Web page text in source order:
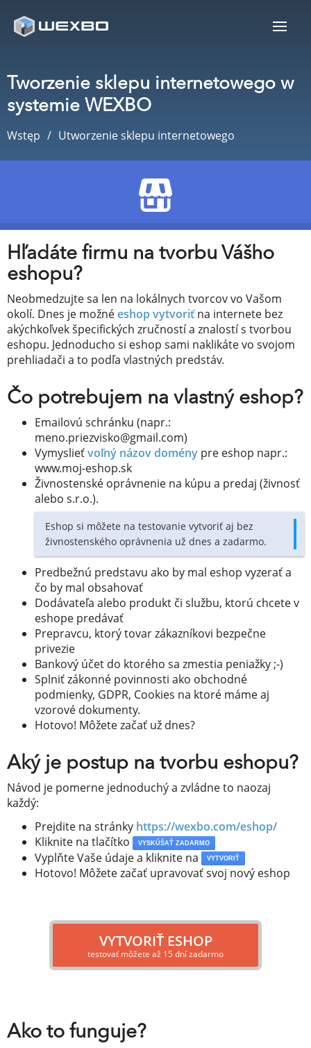
Tworzenie sklepu internetowego w
systemie WEXBO
Wstęp Utworzenie sklepu internetowego
Hľadáte firmu na tvorbu Vášho
eshopu?
Neobmedzujte sa len na lokálnych tvorcov vo Vašom
okolí. Dnes je možnéeshop vytvoriťna internete bez
akýchkoľvek špecifických zručností a znalostí s tvorbou
eshopu. Jednoducho si eshop sami naklikáte vo svojom
prehliadači a to podľa vlastných predstáv.
Čo potrebujem na vlastný eshop?
Emailovú schránku (napr.:
meno.priezvisko@gmail.com)
Vymyslieťvoľný názov domény pre eshop napr.:
www.moj-eshop.sk
Živnostenské oprávnenie na kúpu a predaj (živnosť
alebo s.r.o.).
Eshop si môžete na testovanie vytvoriť aj bez
živnostenského oprávnenia už dnes a zadarmo.
Predbežnú predstavu ako by mal eshop vyzerať a
čo by mal obsahovať
Dodávateľa alebo produkt či službu, ktorú chcete v
eshope predávať
Prepravcu, ktorý tovar zákazníkovi bezpečne
privezie
Bankový účet do ktorého sa zmestia peniažky ;-)
Splniť zákonné povinnosti ako obchodné
podmienky, GDPR, Cookies na ktoré máme aj
vzorové dokumenty.
Hotovo! Môžete začať už dnes?
Aký je postup na tvorbu eshopu?
Návod je pomerne jednoduchý a zvládne to naozaj
každý:
Prejdite na stránky https://wexbo.com/eshop/
Kliknite na tlačítko
VYSKÚŠAŤ ZADARMO
Vyplňte Vaše údaje a kliknite na VYTVORIŤ
Hotovo! Môžete začať upravovať svoj nový eshop
VYTVORIŤ ESHOP
testovať môžete až 15 dní zadarmo
Ako to funguje?